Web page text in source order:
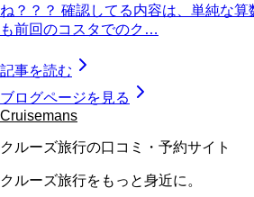
ね？？？ 確認してる内容は、単純な
も前回のコスタでのク…
記事を読む
ブログページを見る
Cruisemans
クルーズ旅行の口コミ・予約サイト
クルーズ旅行をもっと身近に。